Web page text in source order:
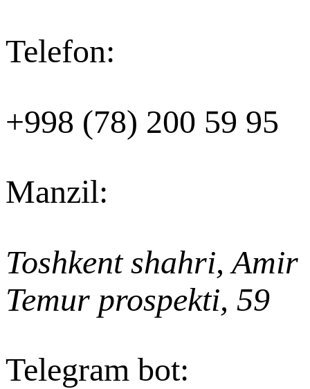
Telefon:
+998 (78) 200 59 95
Manzil:
Toshkent shahri, Amir
Temur prospekti, 59
Telegram bot: